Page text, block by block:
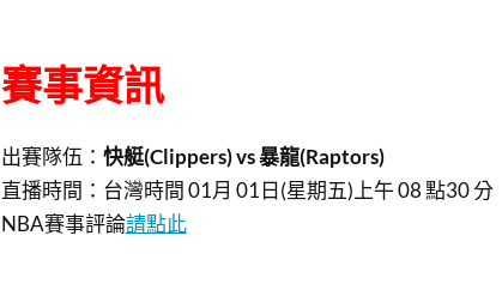
賽事資訊
出賽隊伍： 快艇(Clippers) vs 暴龍(Raptors)
直播時間： 台灣時間 01月 01日(星期五)上午 08 點30 分
NBA賽事評論請點此